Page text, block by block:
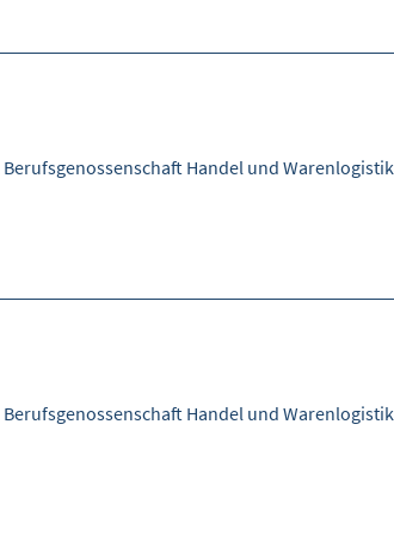
Berufsgenossenschaft Handel und Warenlogistik
Berufsgenossenschaft Handel und Warenlogistik